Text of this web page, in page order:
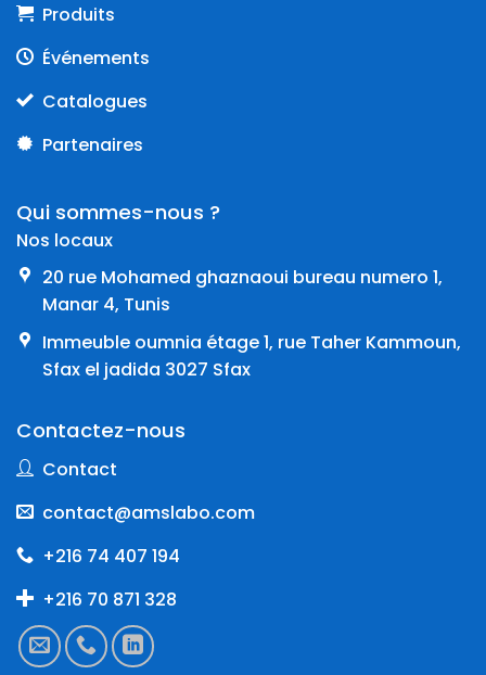
Produits
Événements
Catalogues
Partenaires
Qui sommes-nous ?
Nos locaux
20 rue Mohamed ghaznaoui bureau numero 1,
Manar 4, Tunis
Immeuble oumnia étage 1, rue Taher Kammoun,
Sfax el jadida 3027 Sfax
Contactez-nous
Contact
contact@amslabo.com
+216 74 407 194
+216 70 871 328